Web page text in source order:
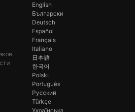
English
Български
Deutsch
Español
Français
Italiano
日本語
한국어
Polski
Português
Русский
Türkçe
Українська